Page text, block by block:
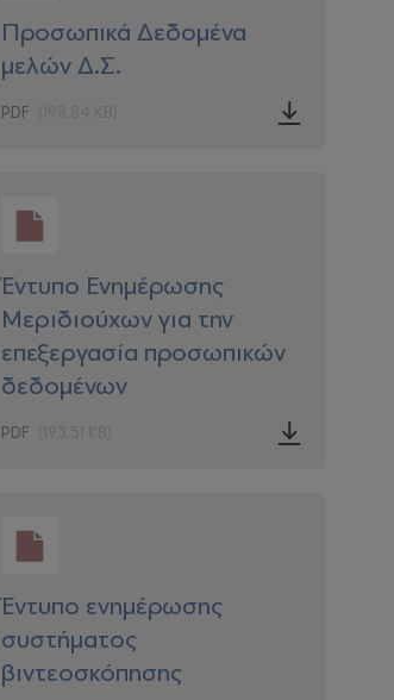
Προσωπικά Δεδομένα
μελών Δ.Σ.
PDF
Έντυπο Ενημέρωσης
Μεριδιούχων για την
επεξεργασία προσωπικών
δεδομένων
PDF
Έντυπο ενημέρωσης
συστήματος
βιντεοσκόπησης